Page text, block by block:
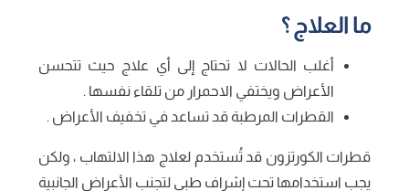
ما العلاج ؟
أغلب الحالات لا تحتاج إلى أي علاج حيث تتحسن
الأعراض ويختفي الاحمرار من تلقاء نفسها .
القطرات المرطبة قد تساعد في تخفيف الأعراض .
قطرات الكورتزون قد تُستخدم لعلاج هذا الالتهاب ، ولكن
يجب استخدامها تحت إشراف طبي لتجنب الأعراض الجانبية